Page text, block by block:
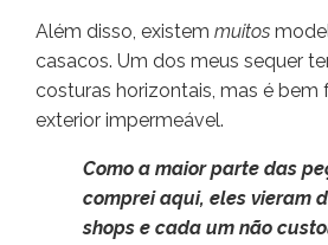
Além disso, existem muitos
casacos. Um dos meus sequer
costuras horizontais, mas é bem
exterior impermeável.
Como a maior parte das
comprei aqui, eles vieram
shops e cada um não